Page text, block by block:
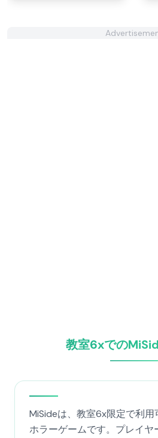
教室6xでの
MiSideは、教室6x限定で利
ホラーゲームです。プレイヤ